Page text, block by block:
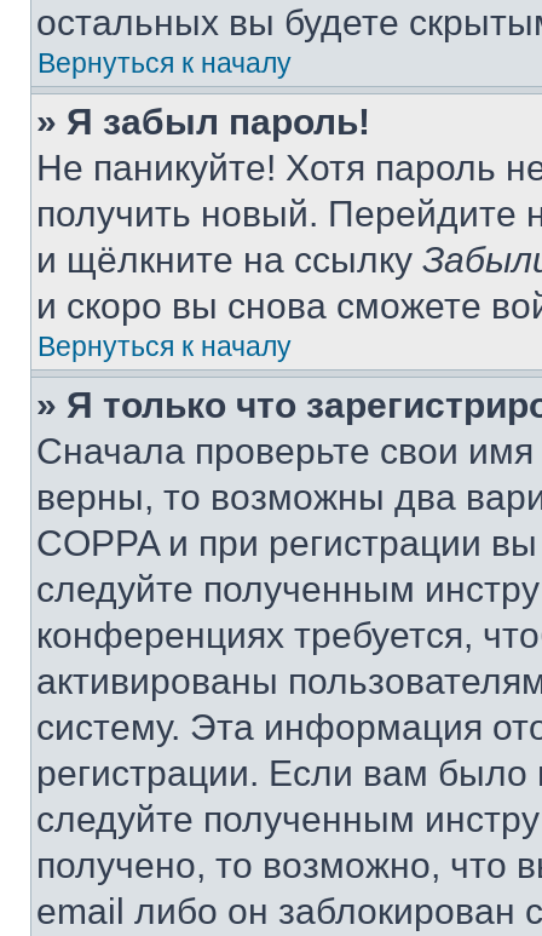
остальных вы будете
Вернуться к началу
» Я забыл пароль!
Не паникуйте! Хотя пароль
получить новый. Перейдите
и щёлкните на ссылку
и скоро вы снова сможете
Вернуться к началу
» Я только что
Сначала проверьте свои
верны, то возможны два
COPPA и при регистрации
следуйте полученным
конференциях требуется,
активированы
систему. Эта информация
регистрации. Если вам
следуйте полученным
получено, то возможно, что
email либо он